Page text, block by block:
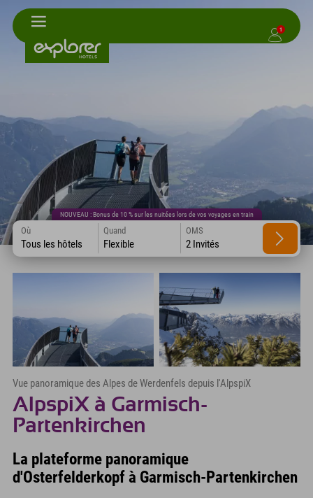
1
NOUVEAU : Bonus de 10 % sur les nuitées lors de vos voyages en train
Où
Tous les hôtels
Quand
Flexible
OMS
2 Invités
Vue panoramique des Alpes de Werdenfels depuis l'AlpspiX
AlpspiX à Garmisch-
Partenkirchen
La plateforme panoramique
d'Osterfelderkopf à Garmisch-Partenkirchen